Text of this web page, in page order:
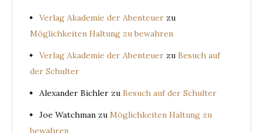
Verlag Akademie der Abenteuer zu
Möglichkeiten Haltung zu bewahren
Verlag Akademie der Abenteuer zu Besuch auf
der Schulter
Alexander Bichler zu Besuch auf der Schulter
Joe Watchman zu Möglichkeiten Haltung zu
bewahren